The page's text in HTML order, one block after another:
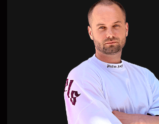
Политика конфиденциальности